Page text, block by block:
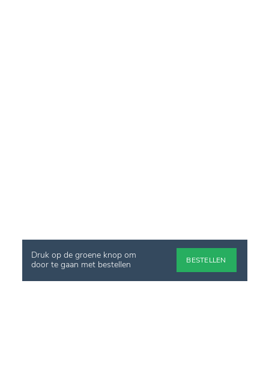
Druk op de groene knop om
door te gaan met bestellen
BESTELLEN